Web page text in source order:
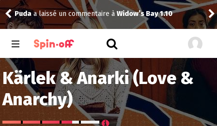
1.10 toma a noté12àAbbott Elementary 2.14
Kärlek & Anarki (Love &
Anarchy)